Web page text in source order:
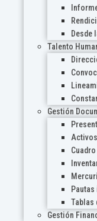
Desde
Talento
Gestión
Tablas
Gestión